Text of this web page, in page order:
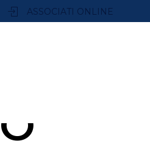
ASSOCIATI ONLINE